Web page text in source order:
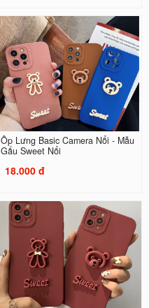
Ốp Lưng Basic Camera Nổi - Mẫu
Gấu Sweet Nổi
18.000 đ